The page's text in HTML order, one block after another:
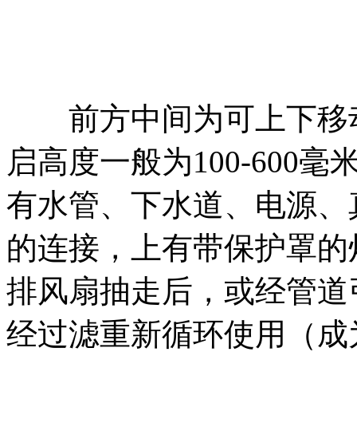
前方中间为可上下移
启高度一般为100-600毫
有水管、下水道、电源
的连接，上有带保护罩
排风扇抽走后，或经管
经过滤重新循环使用（